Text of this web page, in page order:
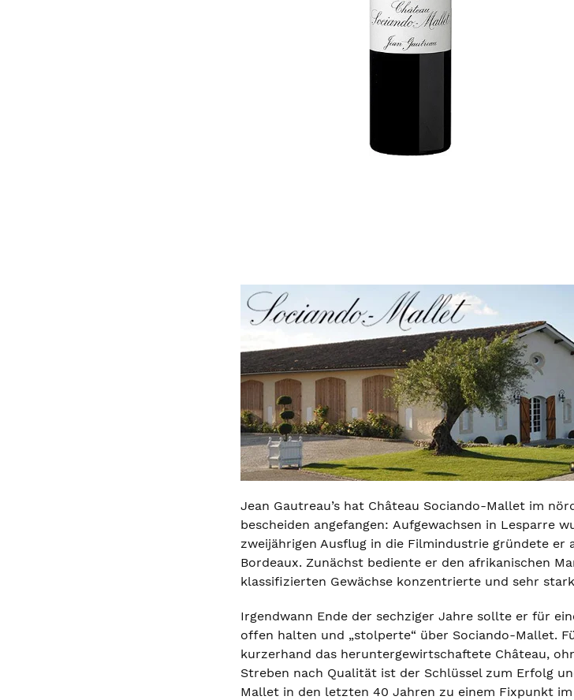
Jean Gautreau’s hat Château Sociando-Mallet im
bescheiden angefangen: Aufgewachsen in Lesparre
zweijährigen Ausflug in die Filmindustrie gründete er
Bordeaux. Zunächst bediente er den afrikanischen
klassifizierten Gewächse konzentrierte und sehr
Irgendwann Ende der sechziger Jahre sollte er für
offen halten und „stolperte“ über Sociando-Mallet.
kurzerhand das heruntergewirtschaftete Château,
Streben nach Qualität ist der Schlüssel zum Erfolg
Mallet in den letzten 40 Jahren zu einem Fixpunkt